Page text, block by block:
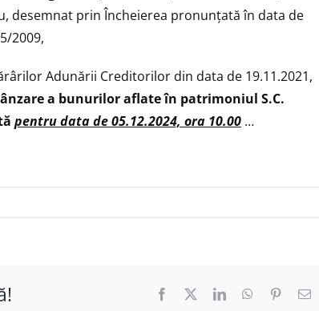
desemnat prin Încheierea pronunțată în data de
2009,
Adunării Creditorilor din data de 19.11.2021,
a bunurilor aflate în patrimoniul S.C.
pentru data de 05.12.2024, ora 10.00 …
Facebook LinkedInWhatsApp
Pinterest
E-